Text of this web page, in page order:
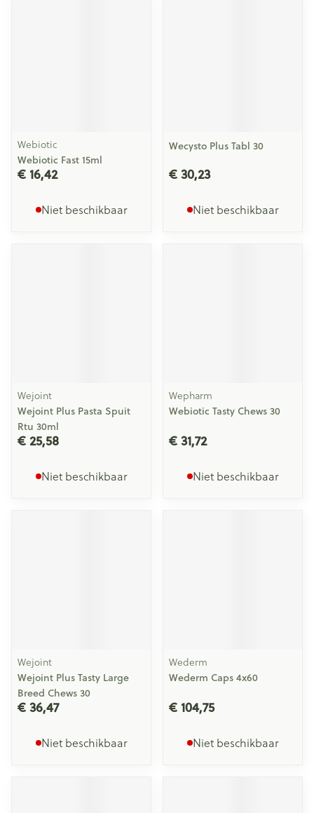
Webiotic
Webiotic Fast 15ml
€ 16,42
Niet beschikbaar
Wecysto Plus Tabl 30
€ 30,23
Niet beschikbaar
Wejoint
Wejoint Plus Pasta Spuit
Rtu 30ml
€ 25,58
Niet beschikbaar
Wepharm
Webiotic Tasty Chews 30
€ 31,72
Niet beschikbaar
Wejoint
Wejoint Plus Tasty Large
Breed Chews 30
€ 36,47
Niet beschikbaar
Wederm
Wederm Caps 4x60
€ 104,75
Niet beschikbaar